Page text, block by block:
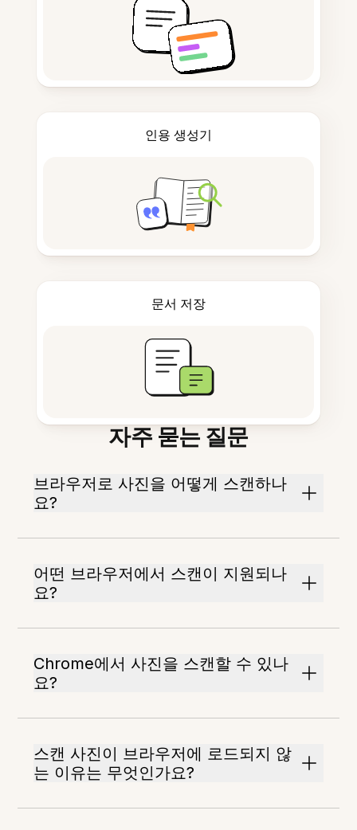
인용 생성기
문서 저장
자주 묻는 질문
브라우저로 사진을 어떻게 스캔하나
요?
어떤 브라우저에서 스캔이 지원되나
요?
Chrome에서 사진을 스캔할 수 있나
요?
스캔 사진이 브라우저에 로드되지 않
는 이유는 무엇인가요?